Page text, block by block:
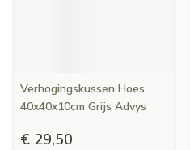
Verhogingskussen Hoes
40x40x10cm Grijs Advys
€ 29,50